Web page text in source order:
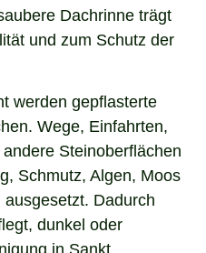
Dachrinne trägt
und zum Schutz der
werden gepflasterte
Wege, Einfahrten,
Steinoberflächen
Schmutz, Algen, Moos
Dadurch
dunkel oder
in Sankt